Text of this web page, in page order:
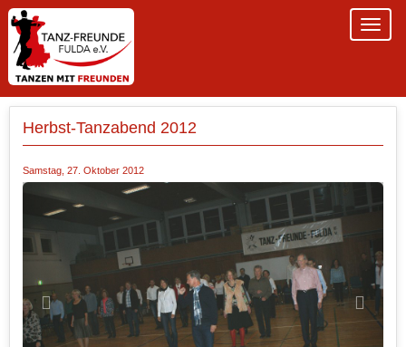
Herbst-Tanzabend 2012
Samstag, 27. Oktober 2012